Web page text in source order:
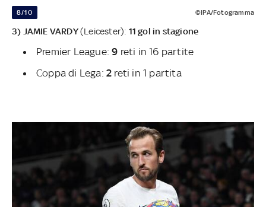
8/10 ©IPA/Fotogramma
3) JAMIE VARDY(Leicester): 11 gol in stagione
Premier League:9 reti in 16 partite
Coppa di Lega: 2 reti in 1 partita